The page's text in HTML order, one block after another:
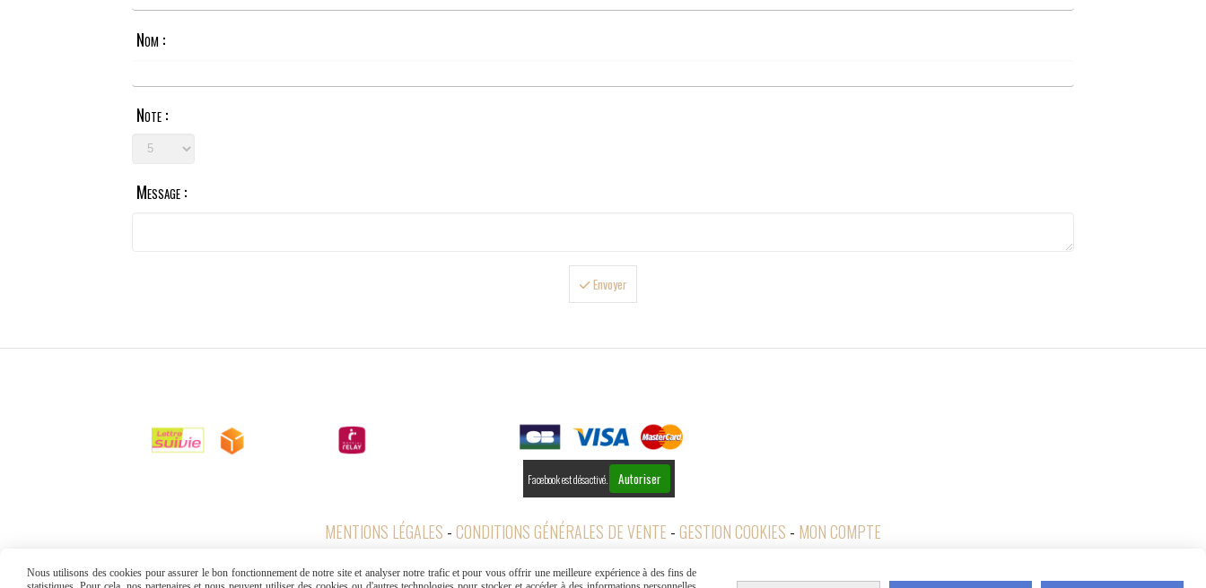
Nom :
Note :
Message :
Envoyer
Facebook est désactivé. Autoriser
MENTIONS LÉGALES CONDITIONS GÉNÉRALES DE VENTE GESTION COOKIES MON COMPTE
Nous utilisons des cookies pour assurer le bon fonctionnement de notre site et analyser notre trafic et pour vous offrir une meilleure expérience à des fins de